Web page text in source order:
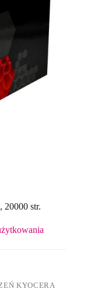
str.
KYOCERA